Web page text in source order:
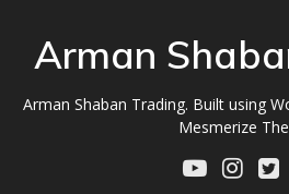
Arman
Mesmerize